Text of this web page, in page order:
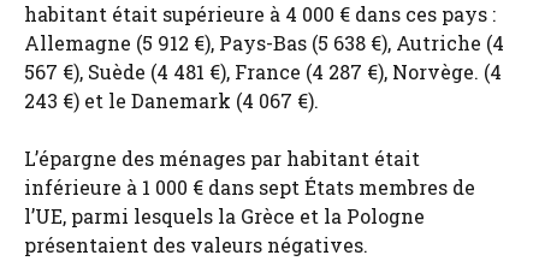
habitant était supérieure à 4 000 € dans ces pays :
Allemagne (5 912 €), Pays-Bas (5 638 €), Autriche (4
567 €), Suède (4 481 €), France (4 287 €), Norvège. (4
243 €) et le Danemark (4 067 €).
L’épargne des ménages par habitant était
inférieure à 1 000 € dans sept États membres de
l’UE, parmi lesquels la Grèce et la Pologne
présentaient des valeurs négatives.